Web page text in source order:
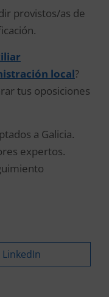
provistos/as de
local?
tus oposiciones
a Galicia.
expertos.
LinkedIn